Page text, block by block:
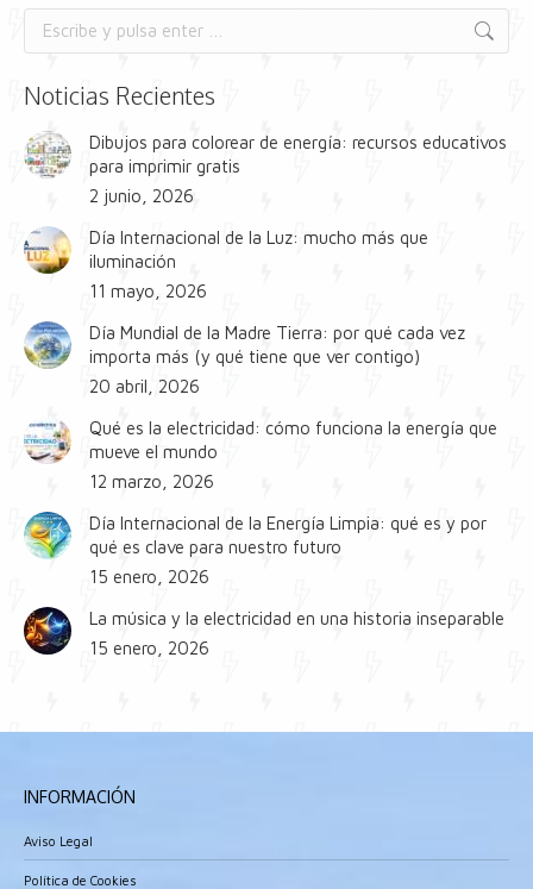
Buscar:
Noticias Recientes
Dibujos para colorear de energía: recursos educativos
para imprimir gratis
2 junio, 2026
Día Internacional de la Luz: mucho más que
iluminación
11 mayo, 2026
Día Mundial de la Madre Tierra: por qué cada vez
importa más (y qué tiene que ver contigo)
20 abril, 2026
Qué es la electricidad: cómo funciona la energía que
mueve el mundo
12 marzo, 2026
Día Internacional de la Energía Limpia: qué es y por
qué es clave para nuestro futuro
15 enero, 2026
La música y la electricidad en una historia inseparable
15 enero, 2026
INFORMACIÓN
Aviso Legal
Política de Cookies